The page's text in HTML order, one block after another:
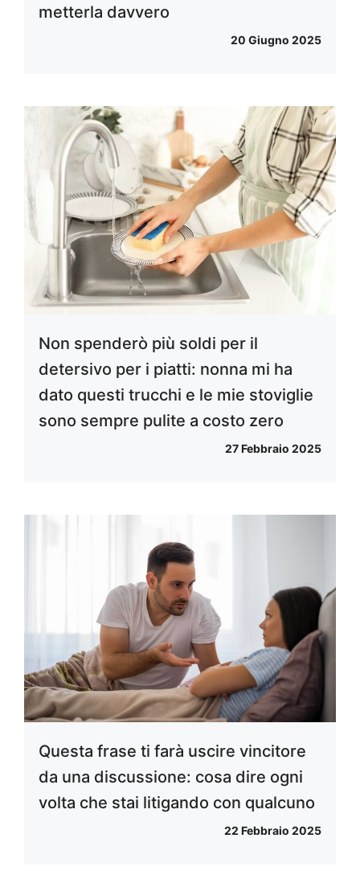
metterla davvero
20 Giugno 2025
Non spenderò più soldi per il
detersivo per i piatti: nonna mi ha
dato questi trucchi e le mie stoviglie
sono sempre pulite a costo zero
27 Febbraio 2025
Questa frase ti farà uscire vincitore
da una discussione: cosa dire ogni
volta che stai litigando con qualcuno
22 Febbraio 2025